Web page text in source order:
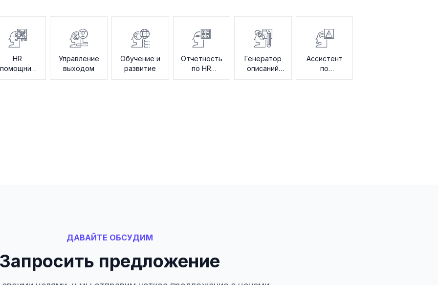
HR
помощник
знаниям
Управление
выходом
Обучение и
развитие
Отчетность
по HR
данным
Генератор
описаний
вакансий
Ассистент
по
соблюдению
ДАВАЙТЕ ОБСУДИМ
Запросить предложение